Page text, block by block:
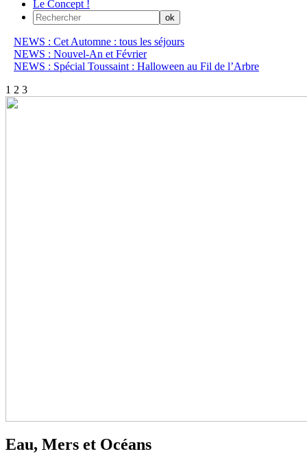
Le Concept !
NEWS : Cet Automne : tous les séjours
NEWS : Nouvel-An et Février
NEWS : Spécial Toussaint : Halloween au Fil de l’Arbre
1 2 3
Eau, Mers et Océans